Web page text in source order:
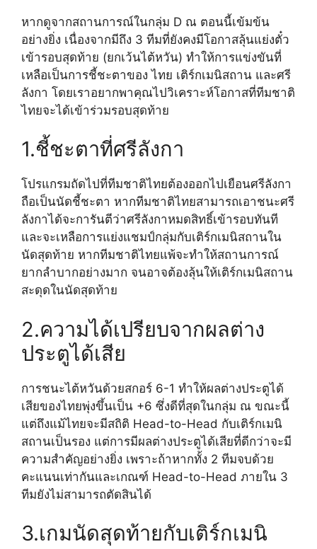
หากดูจากสถานการณ์ในกลุ่ม D ณ ตอนนี้เข้มข้น
อย่างยิ่ง เนื่องจากมีถึง 3 ทีมที่ยังคงมีโอกาสลุ้นแย่งตั๋ว
เข้ารอบสุดท้าย (ยกเว้นไต้หวัน) ทำให้การแข่งขันที่
เหลือเป็นการชี้ชะตาของ ไทย เติร์กเมนิสถาน และศรี
ลังกา โดยเราอยากพาคุณไปวิเคราะห์โอกาสที่ทีมชาติ
ไทยจะได้เข้าร่วมรอบสุดท้าย
1.ชี้ชะตาที่ศรีลังกา
โปรแกรมถัดไปที่ทีมชาติไทยต้องออกไปเยือนศรีลังกา
ถือเป็นนัดชี้ชะตา หากทีมชาติไทยสามารถเอาชนะศรี
ลังกาได้จะการันตีว่าศรีลังกาหมดสิทธิ์เข้ารอบทันที
และจะเหลือการแย่งแชมป์กลุ่มกับเติร์กเมนิสถานใน
นัดสุดท้าย หากทีมชาติไทยแพ้จะทำให้สถานการณ์
ยากลำบากอย่างมาก จนอาจต้องลุ้นให้เติร์กเมนิสถาน
สะดุดในนัดสุดท้าย
2.ความได้เปรียบจากผลต่าง
ประตูได้เสีย
การชนะไต้หวันด้วยสกอร์ 6-1 ทำให้ผลต่างประตูได้
เสียของไทยพุ่งขึ้นเป็น +6 ซึ่งดีที่สุดในกลุ่ม ณ ขณะนี้
แต่ถึงแม้ไทยจะมีสถิติ Head-to-Head กับเติร์กเมนิ
สถานเป็นรอง แต่การมีผลต่างประตูได้เสียที่ดีกว่าจะมี
ความสำคัญอย่างยิ่ง เพราะถ้าหากทั้ง 2 ทีมจบด้วย
คะแนนเท่ากันและเกณฑ์ Head-to-Head ภายใน 3
ทีมยังไม่สามารถตัดสินได้
3.เกมนัดสุดท้ายกับเติร์กเมนิ